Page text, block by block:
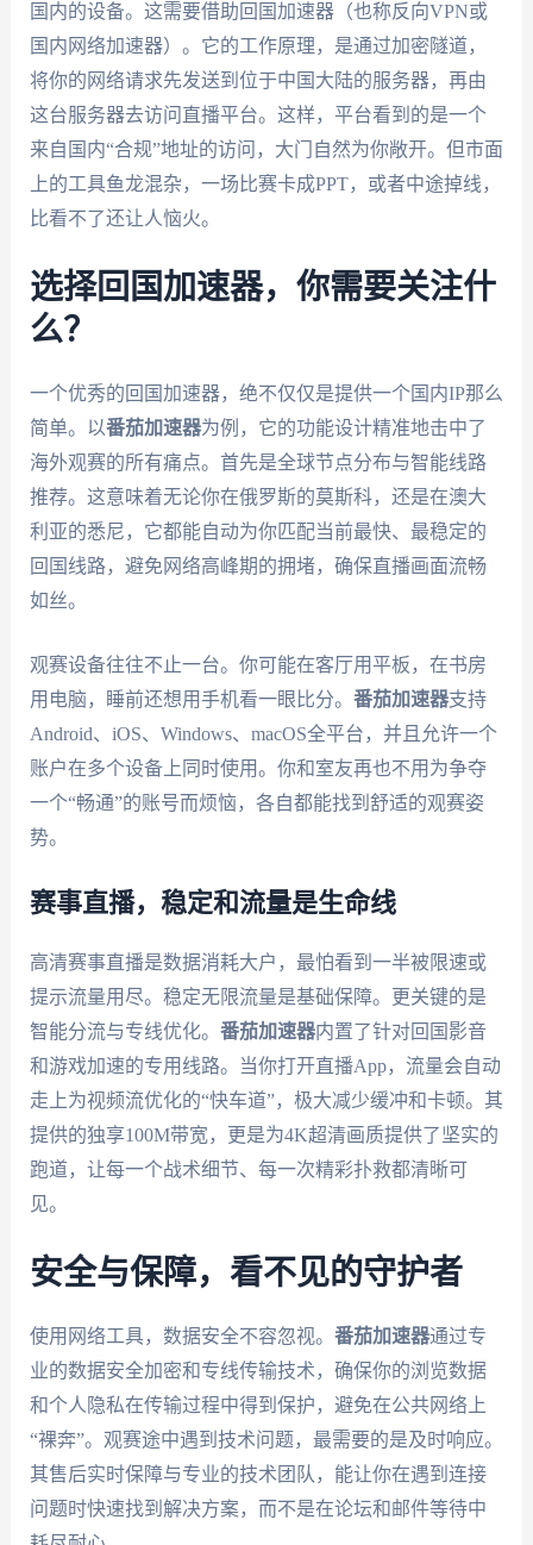
国内的设备。这需要借助回国加速器（也称反向VPN或
国内网络加速器）。它的工作原理，是通过加密隧道，
将你的网络请求先发送到位于中国大陆的服务器，再由
这台服务器去访问直播平台。这样，平台看到的是一个
来自国内“合规”地址的访问，大门自然为你敞开。但市面
上的工具鱼龙混杂，一场比赛卡成PPT，或者中途掉线，
比看不了还让人恼火。
选择回国加速器，你需要关注什
么？
一个优秀的回国加速器，绝不仅仅是提供一个国内IP那么
简单。以番茄加速器为例，它的功能设计精准地击中了
海外观赛的所有痛点。首先是全球节点分布与智能线路
推荐。这意味着无论你在俄罗斯的莫斯科，还是在澳大
利亚的悉尼，它都能自动为你匹配当前最快、最稳定的
回国线路，避免网络高峰期的拥堵，确保直播画面流畅
如丝。
观赛设备往往不止一台。你可能在客厅用平板，在书房
用电脑，睡前还想用手机看一眼比分。 番茄加速器支持
Android、iOS、Windows、macOS全平台，并且允许一个
账户在多个设备上同时使用。你和室友再也不用为争夺
一个“畅通”的账号而烦恼，各自都能找到舒适的观赛姿
势。
赛事直播，稳定和流量是生命线
高清赛事直播是数据消耗大户，最怕看到一半被限速或
提示流量用尽。稳定无限流量是基础保障。更关键的是
智能分流与专线优化。 番茄加速器内置了针对回国影音
和游戏加速的专用线路。当你打开直播App，流量会自动
走上为视频流优化的“快车道”，极大减少缓冲和卡顿。其
提供的独享100M带宽，更是为4K超清画质提供了坚实的
跑道，让每一个战术细节、每一次精彩扑救都清晰可
见。
安全与保障，看不见的守护者
使用网络工具，数据安全不容忽视。 番茄加速器通过专
业的数据安全加密和专线传输技术，确保你的浏览数据
和个人隐私在传输过程中得到保护，避免在公共网络上
“裸奔”。观赛途中遇到技术问题，最需要的是及时响应。
其售后实时保障与专业的技术团队，能让你在遇到连接
问题时快速找到解决方案，而不是在论坛和邮件等待中